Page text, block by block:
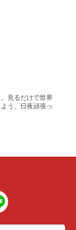
見るだけで世界
う、日夜頑張っ